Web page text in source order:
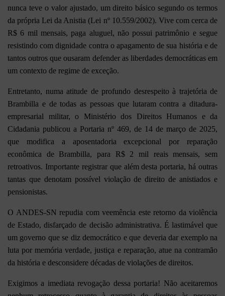
nunca teve o valor ajustado, um direito básico segundo os termos
da própria Lei da Anistia (Lei nº 10.559/2002). Vive com cerca de
R$ 6 mil mensais, paga aluguel, não possui patrimônio e segue
resistindo com dignidade contra o apagamento de sua história e de
tantos outros que ousaram defender as liberdades democráticas em
um contexto de regime de exceção.
Entretanto, numa atitude de profundo desrespeito à trajetória de
Brambilla e de todas as pessoas que lutaram contra a ditadura-
empresarial militar, o Ministério dos Direitos Humanos e da
Cidadania publicou a Portaria nº 469, de 14 de março de 2025,
que modifica a aposentadoria excepcional por reparação
econômica de Brambilla, para R$ 2 mil reais mensais, sem
retroativos. Importante registrar que além desta portaria, há outras
tantas que denotam possível violação de direito de anistiados e
pensionistas.
O ANDES-SN repudia com veemência este retorno da violência
de Estado, disfarçado de decisão administrativa. É lastimável que
um governo que se diz democrático e que deveria dar exemplo na
luta por memória verdade, justiça e reparação, atue na contramão
da história e desconsidere décadas de violações de direitos.
Exigimos a imediata revogação dessa portaria! Não aceitaremos